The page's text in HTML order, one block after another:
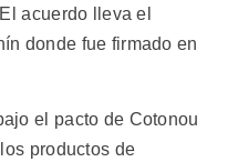
acuerdo lleva el
donde fue firmado en
el pacto de Cotonou
productos de